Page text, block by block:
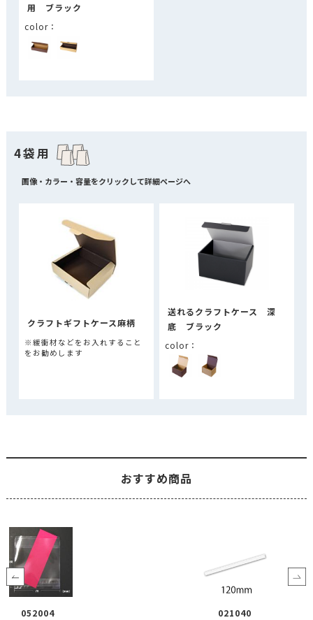
用 ブラック
4袋用
クラフトギフトケース麻柄
※緩衝材などをお入れすること
をお勧めします
送れるクラフトケース 深
底 ブラック
おすすめ商品